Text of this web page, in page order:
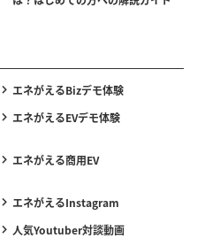
エネがえるBizデモ体験
エネがえるEVデモ体験
エネがえる商用EV
エネがえるInstagram
人気Youtuber対談動画